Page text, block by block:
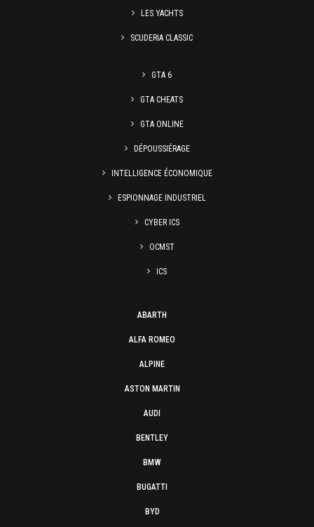
LES YACHTS
SCUDERIA CLASSIC
GTA 6
GTA CHEATS
GTA ONLINE
DÉPOUSSIÉRAGE
INTELLIGENCE ÉCONOMIQUE
ESPIONNAGE INDUSTRIEL
CYBER ICS
OCMST
ICS
ABARTH
ALFA ROMEO
ALPINE
ASTON MARTIN
AUDI
BENTLEY
BMW
BUGATTI
BYD